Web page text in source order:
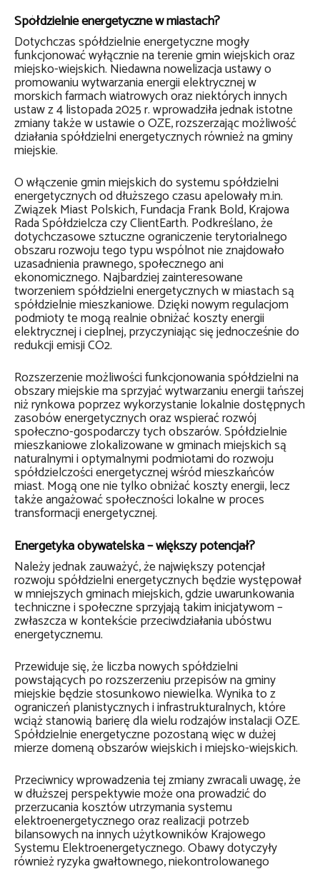
Spółdzielnie energetyczne w miastach?
Dotychczas spółdzielnie energetyczne mogły
funkcjonować wyłącznie na terenie gmin wiejskich oraz
miejsko-wiejskich. Niedawna nowelizacja ustawy o
promowaniu wytwarzania energii elektrycznej w
morskich farmach wiatrowych oraz niektórych innych
ustaw z 4 listopada 2025 r. wprowadziła jednak istotne
zmiany także w ustawie o OZE, rozszerzając możliwość
działania spółdzielni energetycznych również na gminy
miejskie.
O włączenie gmin miejskich do systemu spółdzielni
energetycznych od dłuższego czasu apelowały m.in.
Związek Miast Polskich, Fundacja Frank Bold, Krajowa
Rada Spółdzielcza czy ClientEarth. Podkreślano, że
dotychczasowe sztuczne ograniczenie terytorialnego
obszaru rozwoju tego typu wspólnot nie znajdowało
uzasadnienia prawnego, społecznego ani
ekonomicznego. Najbardziej zainteresowane
tworzeniem spółdzielni energetycznych w miastach są
spółdzielnie mieszkaniowe. Dzięki nowym regulacjom
podmioty te mogą realnie obniżać koszty energii
elektrycznej i cieplnej, przyczyniając się jednocześnie do
redukcji emisji CO2.
Rozszerzenie możliwości funkcjonowania spółdzielni na
obszary miejskie ma sprzyjać wytwarzaniu energii tańszej
niż rynkowa poprzez wykorzystanie lokalnie dostępnych
zasobów energetycznych oraz wspierać rozwój
społeczno-gospodarczy tych obszarów. Spółdzielnie
mieszkaniowe zlokalizowane w gminach miejskich są
naturalnymi i optymalnymi podmiotami do rozwoju
spółdzielczości energetycznej wśród mieszkańców
miast. Mogą one nie tylko obniżać koszty energii, lecz
także angażować społeczności lokalne w proces
transformacji energetycznej.
Energetyka obywatelska – większy potencjał?
Należy jednak zauważyć, że największy potencjał
rozwoju spółdzielni energetycznych będzie występował
w mniejszych gminach miejskich, gdzie uwarunkowania
techniczne i społeczne sprzyjają takim inicjatywom –
zwłaszcza w kontekście przeciwdziałania ubóstwu
energetycznemu.
Przewiduje się, że liczba nowych spółdzielni
powstających po rozszerzeniu przepisów na gminy
miejskie będzie stosunkowo niewielka. Wynika to z
ograniczeń planistycznych i infrastrukturalnych, które
wciąż stanowią barierę dla wielu rodzajów instalacji OZE.
Spółdzielnie energetyczne pozostaną więc w dużej
mierze domeną obszarów wiejskich i miejsko-wiejskich.
Przeciwnicy wprowadzenia tej zmiany zwracali uwagę, że
w dłuższej perspektywie może ona prowadzić do
przerzucania kosztów utrzymania systemu
elektroenergetycznego oraz realizacji potrzeb
bilansowych na innych użytkowników Krajowego
Systemu Elektroenergetycznego. Obawy dotyczyły
również ryzyka gwałtownego, niekontrolowanego